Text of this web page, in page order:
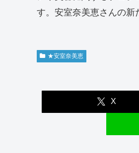
す。安室奈美恵さんの新
★安室奈美恵
X